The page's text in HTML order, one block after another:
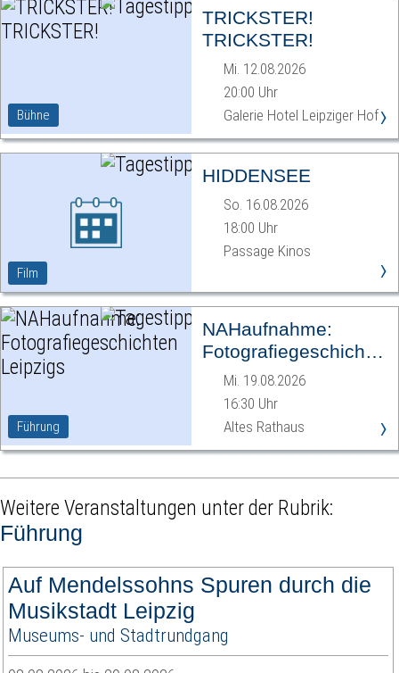
Bühne
TRICKSTER!
TRICKSTER!
Mi. 12.08.2026
20:00 Uhr
Galerie Hotel Leipziger Hof›
Film
HIDDENSEE
So. 16.08.2026
18:00 Uhr
Passage Kinos
›
Führung
NAHaufnahme:
Fotografiegeschichten
Leipzigs
Mi. 19.08.2026
16:30 Uhr
Altes Rathaus
›
Weitere Veranstaltungen unter der Rubrik:
Führung
Auf Mendelssohns Spuren durch die
Musikstadt Leipzig
Museums- und Stadtrundgang